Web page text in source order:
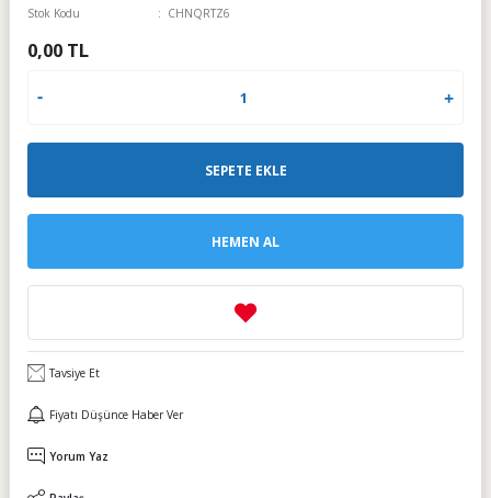
Stok Kodu
CHNQRTZ6
0,00 TL
SEPETE EKLE
HEMEN AL
Tavsiye Et
Fiyatı Düşünce Haber Ver
Yorum Yaz